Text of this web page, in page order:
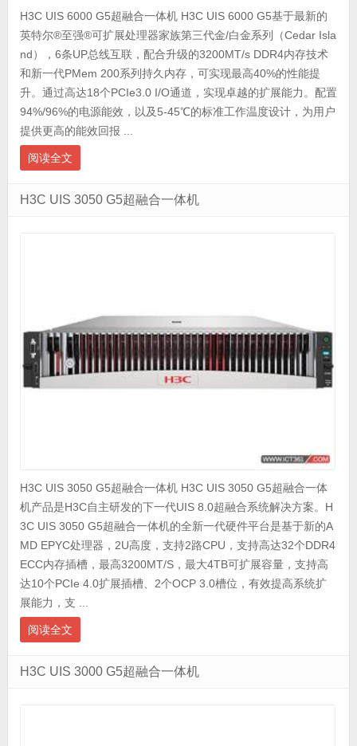
H3C UIS 6000 G5超融合一体机 H3C UIS 6000 G5基于最新的
英特尔®至强®可扩展处理器家族第三代金/白金系列（Cedar Isla
nd），6条UP总线互联，配合升级的3200MT/s DDR4内存技术
和新一代PMem 200系列持久内存，可实现最高40%的性能提
升。通过高达18个PCIe3.0 I/O通道，实现卓越的扩展能力。配置
94%/96%的电源能效，以及5-45℃的标准工作温度设计，为用户
提供更高的能效回报 ...
阅读全文
H3C UIS 3050 G5超融合一体机
H3C UIS 3050 G5超融合一体机 H3C UIS 3050 G5超融合一体
机产品是H3C自主研发的下一代UIS 8.0超融合系统解决方案。H
3C UIS 3050 G5超融合一体机的全新一代硬件平台是基于新的A
MD EPYC处理器，2U高度，支持2路CPU，支持高达32个DDR4
ECC内存插槽，最高3200MT/S，最大4TB可扩展容量，支持高
达10个PCIe 4.0扩展插槽、2个OCP 3.0槽位，有效提高系统扩
展能力，支 ...
阅读全文
H3C UIS 3000 G5超融合一体机